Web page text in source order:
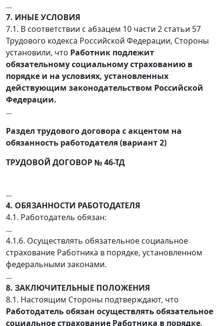
...
7. ИНЫЕ УСЛОВИЯ
7.1. В соответствии с абзацем 10 части 2 статьи 57
Трудового кодекса Российской Федерации, Стороны
установили, что Работник подлежит
обязательному социальному страхованию в
порядке и на условиях, установленных
действующим законодательством Российской
Федерации.
...
Раздел трудового договора с акцентом на
обязанность работодателя (вариант 2)
ТРУДОВОЙ ДОГОВОР № 46-ТД
...
4. ОБЯЗАННОСТИ РАБОТОДАТЕЛЯ
4.1. Работодатель обязан:
...
4.1.6. Осуществлять обязательное социальное
страхование Работника в порядке, установленном
федеральными законами.
...
8. ЗАКЛЮЧИТЕЛЬНЫЕ ПОЛОЖЕНИЯ
8.1. Настоящим Стороны подтверждают, что
Работодатель обязан осуществлять обязательное
социальное страхование Работника в порядке,